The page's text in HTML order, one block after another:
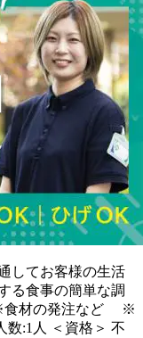
してお客様の生活
食事の簡単な調
材の発注など ※
:1人 ＜資格＞ 不